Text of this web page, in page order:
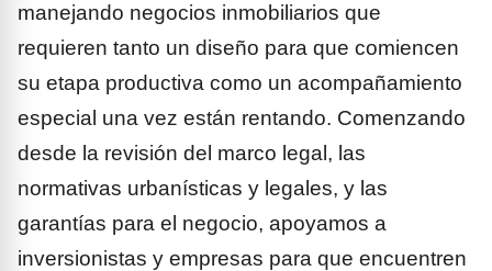
manejando negocios inmobiliarios que
requieren tanto un diseño para que comiencen
su etapa productiva como un acompañamiento
especial una vez están rentando. Comenzando
desde la revisión del marco legal, las
normativas urbanísticas y legales, y las
garantías para el negocio, apoyamos a
inversionistas y empresas para que encuentren